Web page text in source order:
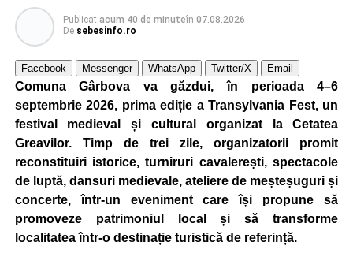
Publicat acum 40 de minuteîn 07.08.2026
De sebesinfo.ro
Facebook Messenger WhatsApp Twitter/X Email
Comuna Gârbova va găzdui, în perioada 4–6
septembrie 2026, prima ediție a Transylvania Fest, un
festival medieval și cultural organizat la Cetatea
Greavilor. Timp de trei zile, organizatorii promit
reconstituiri istorice, turniruri cavalerești, spectacole
de luptă, dansuri medievale, ateliere de meșteșuguri și
concerte, într-un eveniment care își propune să
promoveze patrimoniul local și să transforme
localitatea într-o destinație turistică de referință.